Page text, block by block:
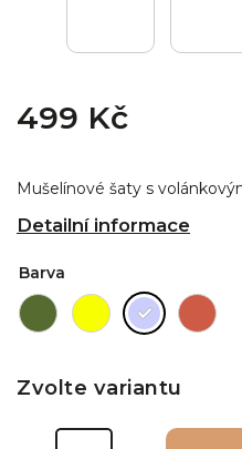
499 Kč
Mušelínové šaty s
Detailní informace
Barva
Zvolte variantu